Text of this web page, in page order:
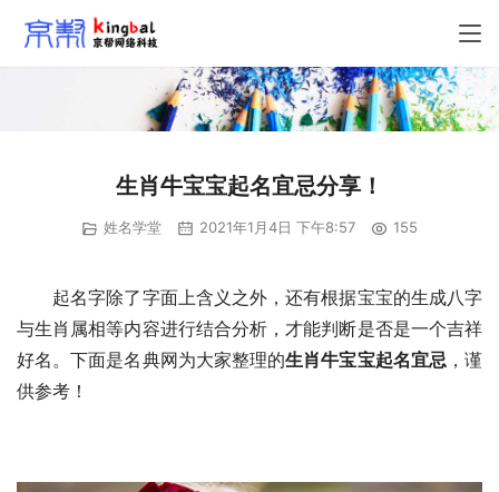
生肖牛宝宝起名宜忌分享！
姓名学堂 2021年1月4日 下午8:57 155
起名字除了字面上含义之外，还有根据宝宝的生成八字
与生肖属相等内容进行结合分析，才能判断是否是一个吉祥
好名。下面是名典网为大家整理的生肖牛宝宝起名宜忌 ，谨
供参考！